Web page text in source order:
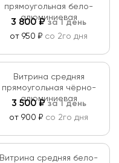
прямоугольная бело-
алюминиевая
3 800₽за 1 день
от 950 ₽ со 2го дня
Витрина средняя
прямоугольная чёрно-
алюминиевая
3 500₽за 1 день
от 900 ₽ со 2го дня
Витрина средняя бело-